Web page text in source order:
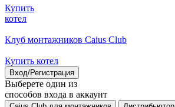
Купить
котел
Клуб монтажников Caius Club
Купить котел
Вход/Регистрация
Выберете один из
способов входа в аккаунт